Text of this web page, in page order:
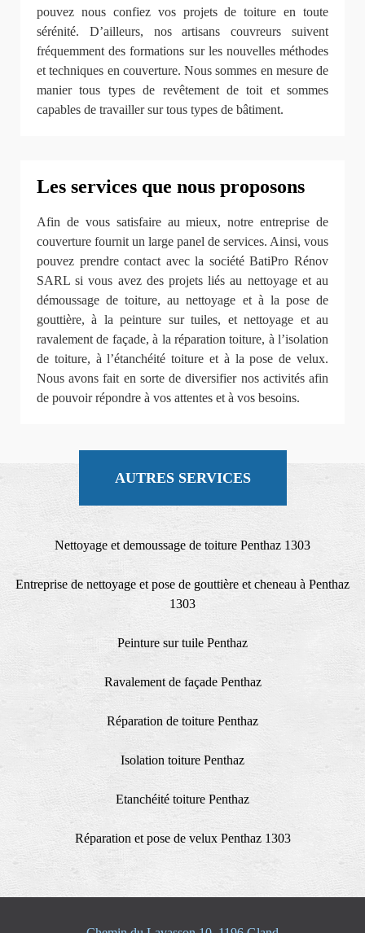
pouvez nous confiez vos projets de toiture en toute
sérénité. D’ailleurs, nos artisans couvreurs suivent
fréquemment des formations sur les nouvelles méthodes
et techniques en couverture. Nous sommes en mesure de
manier tous types de revêtement de toit et sommes
capables de travailler sur tous types de bâtiment.
Les services que nous proposons
Afin de vous satisfaire au mieux, notre entreprise de
couverture fournit un large panel de services. Ainsi, vous
pouvez prendre contact avec la société BatiPro Rénov
SARL si vous avez des projets liés au nettoyage et au
démoussage de toiture, au nettoyage et à la pose de
gouttière, à la peinture sur tuiles, et nettoyage et au
ravalement de façade, à la réparation toiture, à l’isolation
de toiture, à l’étanchéité toiture et à la pose de velux.
Nous avons fait en sorte de diversifier nos activités afin
de pouvoir répondre à vos attentes et à vos besoins.
AUTRES SERVICES
Nettoyage et demoussage de toiture Penthaz 1303
Entreprise de nettoyage et pose de gouttière et cheneau à Penthaz
1303
Peinture sur tuile Penthaz
Ravalement de façade Penthaz
Réparation de toiture Penthaz
Isolation toiture Penthaz
Etanchéité toiture Penthaz
Réparation et pose de velux Penthaz 1303